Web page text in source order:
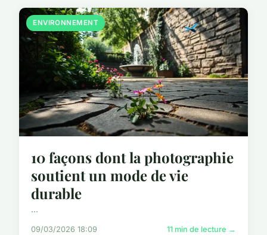
ENVIRONNEMENT
10 façons dont la photographie
soutient un mode de vie
durable
...
09/03/2026 18:09 11 min de lecture →